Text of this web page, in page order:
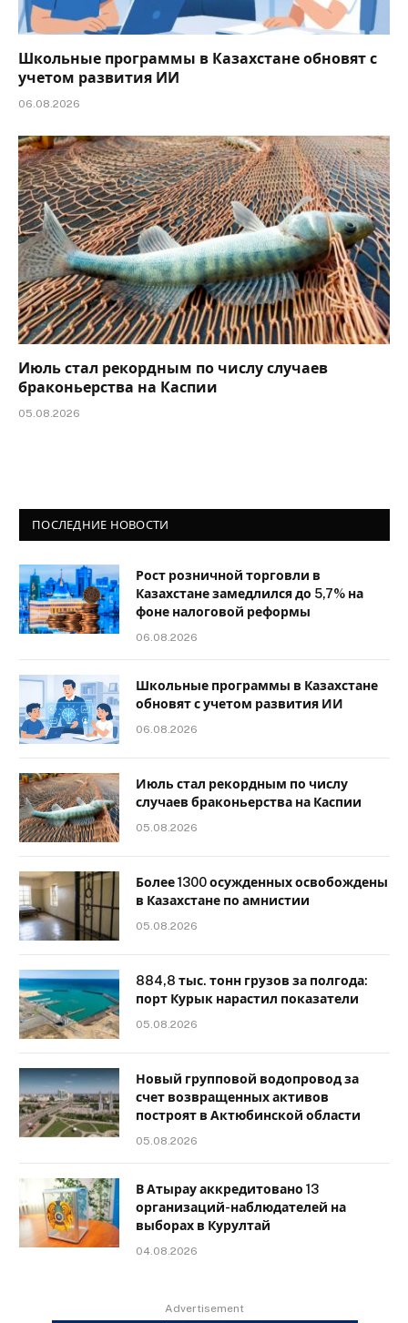
Школьные программы в Казахстане обновят с
учетом развития ИИ
06.08.2026
Июль стал рекордным по числу случаев
браконьерства на Каспии
05.08.2026
ПОСЛЕДНИЕ НОВОСТИ
Рост розничной торговли в
Казахстане замедлился до 5,7% на
фоне налоговой реформы
06.08.2026
Школьные программы в Казахстане
обновят с учетом развития ИИ
06.08.2026
Июль стал рекордным по числу
случаев браконьерства на Каспии
05.08.2026
Более 1300 осужденных освобождены
в Казахстане по амнистии
05.08.2026
884,8 тыс. тонн грузов за полгода:
порт Курык нарастил показатели
05.08.2026
Новый групповой водопровод за
счет возвращенных активов
построят в Актюбинской области
05.08.2026
В Атырау аккредитовано 13
организаций-наблюдателей на
выборах в Курултай
04.08.2026
Advertisement